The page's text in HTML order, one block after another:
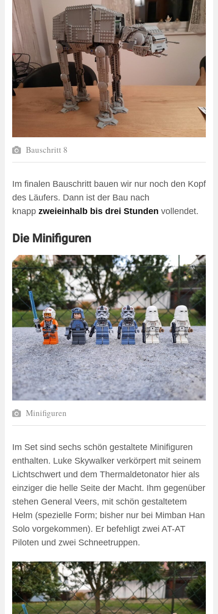
Bauschritt 8
Im finalen Bauschritt bauen wir nur noch den Kopf
des Läufers. Dann ist der Bau nach
knapp zweieinhalb bis drei Stunden vollendet.
Die Minifiguren
Minifiguren
Im Set sind sechs schön gestaltete Minifiguren
enthalten. Luke Skywalker verkörpert mit seinem
Lichtschwert und dem Thermaldetonator hier als
einziger die helle Seite der Macht. Ihm gegenüber
stehen General Veers, mit schön gestaltetem
Helm (spezielle Form; bisher nur bei Mimban Han
Solo vorgekommen). Er befehligt zwei AT-AT
Piloten und zwei Schneetruppen.